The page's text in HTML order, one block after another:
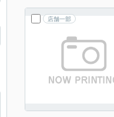
店舗一部